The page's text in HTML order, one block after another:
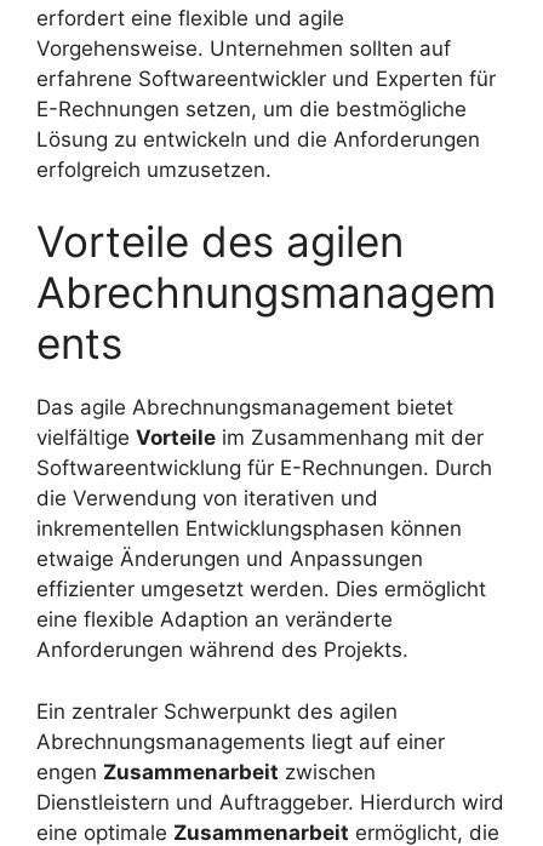
erfordert eine flexible und agile
Vorgehensweise. Unternehmen sollten auf
erfahrene Softwareentwickler und Experten für
E-Rechnungen setzen, um die bestmögliche
Lösung zu entwickeln und die Anforderungen
erfolgreich umzusetzen.
Vorteile des agilen
Abrechnungsmanagem
ents
Das agile Abrechnungsmanagement bietet
vielfältige Vorteile im Zusammenhang mit der
Softwareentwicklung für E-Rechnungen. Durch
die Verwendung von iterativen und
inkrementellen Entwicklungsphasen können
etwaige Änderungen und Anpassungen
effizienter umgesetzt werden. Dies ermöglicht
eine flexible Adaption an veränderte
Anforderungen während des Projekts.
Ein zentraler Schwerpunkt des agilen
Abrechnungsmanagements liegt auf einer
engen Zusammenarbeit zwischen
Dienstleistern und Auftraggeber. Hierdurch wird
eine optimale Zusammenarbeit ermöglicht, die